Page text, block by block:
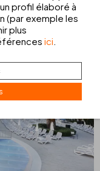
profil élaboré à
(par exemple les
plus
ici.